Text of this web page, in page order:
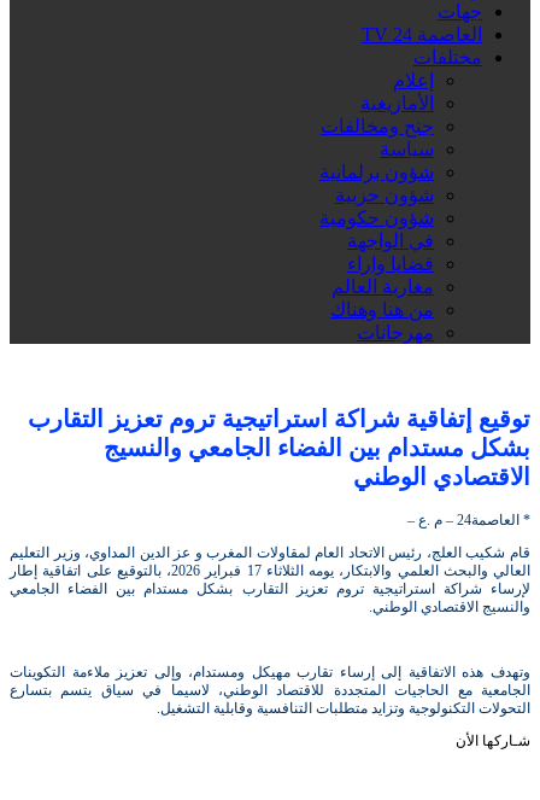
جهات
العاصمة 24 TV
مختلفات
إعلام
الأمازيغية
جنح ومخالفات
سياسة
شؤون برلمانية
شؤون حزبية
شؤون حكومية
في الواجهة
قضايا واراء
مغاربة العالم
من هنا وهناك
مهرجانات
توقيع إتفاقية شراكة استراتيجية تروم تعزيز التقارب
بشكل مستدام بين الفضاء الجامعي والنسيج
الاقتصادي الوطني
* العاصمة24 – م .ع –
قام شكيب العلج، رئيس الاتحاد العام لمقاولات المغرب و عز الدين المداوي، وزير التعليم
العالي والبحث العلمي والابتكار، يومه الثلاثاء 17 فبراير 2026، بالتوقيع على اتفاقية إطار
لإرساء شراكة استراتيجية تروم تعزيز التقارب بشكل مستدام بين الفضاء الجامعي
والنسيج الاقتصادي الوطني.
وتهدف هذه الاتفاقية إلى إرساء تقارب مهيكل ومستدام، وإلى تعزيز ملاءمة التكوينات
الجامعية مع الحاجيات المتجددة للاقتصاد الوطني، لاسيما في سياق يتسم بتسارع
التحولات التكنولوجية وتزايد متطلبات التنافسية وقابلية التشغيل.
شـاركها الأن